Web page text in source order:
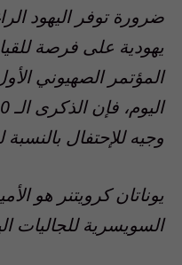
ضرورة توفر اليهود
يهودية على فرصة
المؤتمر الصهيوني
وجيه للإحتفال
يوناتان كرويتنر هو
السويسرية للجاليات